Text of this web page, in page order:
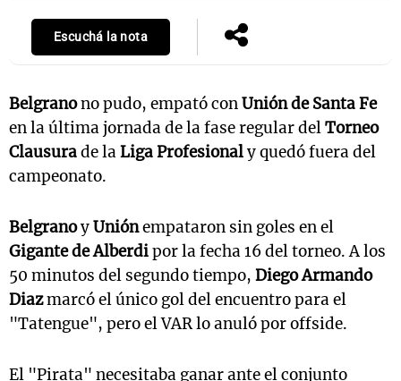
Escuchá la nota
Belgranono pudo, empató conUnión de Santa Fe
en la última jornada de la fase regular delTorneo
Clausurade laLiga Profesionaly quedó fuera del
campeonato.
BelgranoyUniónempataron sin goles en el
Gigante de Alberdipor la fecha 16 del torneo. A los
50 minutos del segundo tiempo, Diego Armando
Diazmarcó el único gol del encuentro para el
"Tatengue", pero el VAR lo anuló por offside.
El "Pirata" necesitaba ganar ante el conjunto